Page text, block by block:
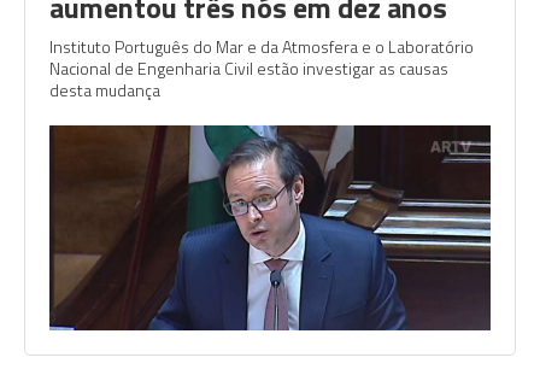
Instituto Português do Mar e da Atmosfera e o Laboratório
Nacional de Engenharia Civil estão investigar as causas
desta mudança